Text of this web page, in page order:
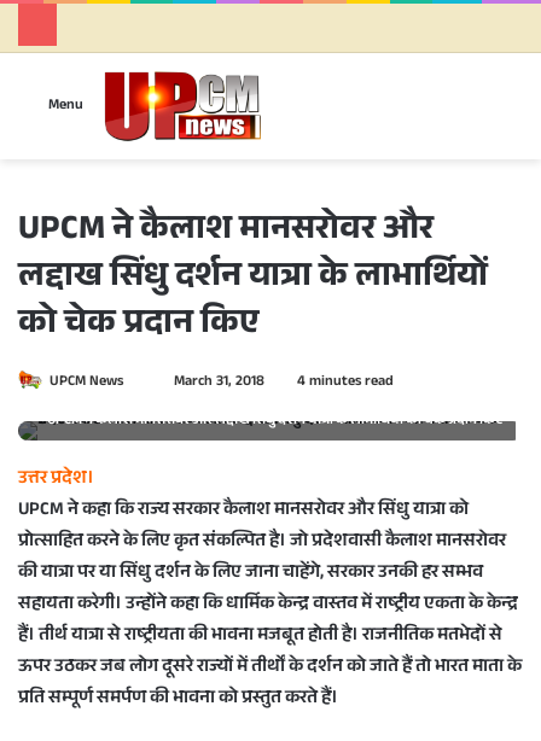
Menu
UPCM ने कैलाश मानसरोवर और
लद्दाख सिंधु दर्शन यात्रा के लाभार्थियों
को चेक प्रदान किए
UPCM News
n
a
n
m
a
i
l
March 31, 2018
4 minutes read
UPCM ने कैलाश मानसरोवर और लद्दाख सिंधु दर्शन यात्रा के लाभार्थियों को चेक प्रदान किए
उत्तर प्रदेश।
UPCM ने कहा कि राज्य सरकार कैलाश मानसरोवर और सिंधु यात्रा को
प्रोत्साहित करने के लिए कृत संकल्पित है। जो प्रदेशवासी कैलाश मानसरोवर
की यात्रा पर या सिंधु दर्शन के लिए जाना चाहेंगे, सरकार उनकी हर सम्भव
सहायता करेगी। उन्होंने कहा कि धार्मिक केन्द्र वास्तव में राष्ट्रीय एकता के केन्द्र
हैं। तीर्थ यात्रा से राष्ट्रीयता की भावना मजबूत होती है। राजनीतिक मतभेदों से
ऊपर उठकर जब लोग दूसरे राज्यों में तीर्थों के दर्शन को जाते हैं तो भारत माता के
प्रति सम्पूर्ण समर्पण की भावना को प्रस्तुत करते हैं।